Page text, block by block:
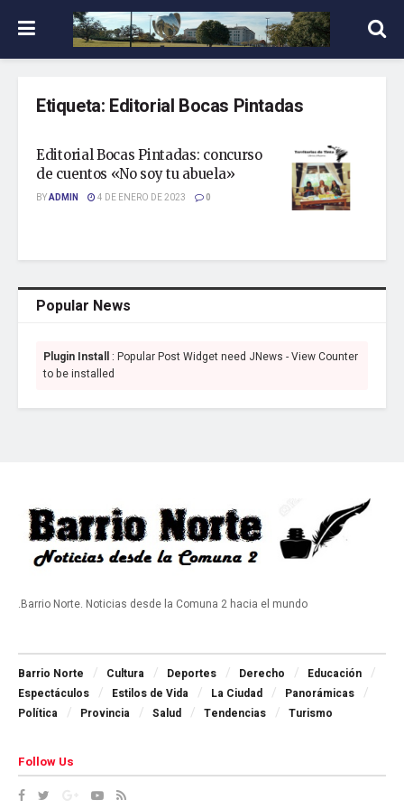
Etiqueta: Editorial Bocas Pintadas
Editorial Bocas Pintadas: concurso
de cuentos «No soy tu abuela»
BYADMIN 4 DE ENERO DE 2023 0
Popular News
Plugin Install : Popular Post Widget need JNews - View Counter
to be installed
.Barrio Norte. Noticias desde la Comuna 2 hacia el mundo
Barrio Norte Cultura Deportes Derecho
Educación
Espectáculos
Estilos de Vida La Ciudad
Panorámicas
Política
Provincia Salud Tendencias Turismo
Follow Us